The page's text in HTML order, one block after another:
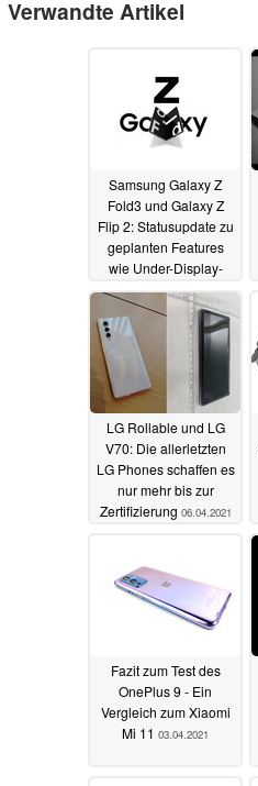
Verwandte Artikel
Samsung Galaxy Z
Fold3 und Galaxy Z
Flip 2: Statusupdate zu
geplanten Features
wie Under-Display-
Kamera und Displays
07.04.2021
LG Rollable und LG
V70: Die allerletzten
LG Phones schaffen es
nur mehr bis zur
Zertifizierung 06.04.2021
Fazit zum Test des
OnePlus 9 - Ein
Vergleich zum Xiaomi
Mi 11 03.04.2021